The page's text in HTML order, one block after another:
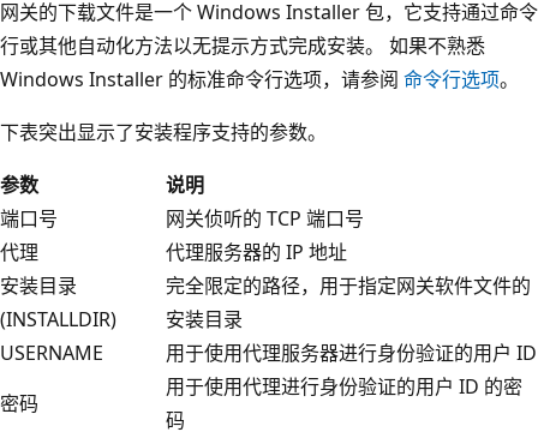
网关的下载文件是一个 Windows Installer 包，它支持通过命令
行或其他自动化方法以无提示方式完成安装。 如果不熟悉
Windows Installer 的标准命令行选项，请参阅 命令行选项。
下表突出显示了安装程序支持的参数。
参数
说明
端口号
网关侦听的 TCP 端口号
代理
代理服务器的 IP 地址
安装目录
(INSTALLDIR)
完全限定的路径，用于指定网关软件文件的
安装目录
USERNAME
用于使用代理服务器进行身份验证的用户 ID
密码
用于使用代理进行身份验证的用户 ID 的密
码